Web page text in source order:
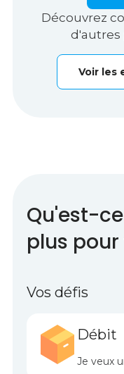
Découvrez
d'autres
Voir les
Qu'est-
plus pour
Vos défis
Débit
Je veux